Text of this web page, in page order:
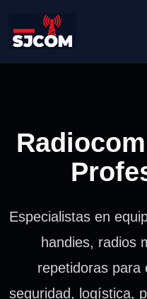
Especialistas en
handies, radios
repetidoras para
seguridad, logística,